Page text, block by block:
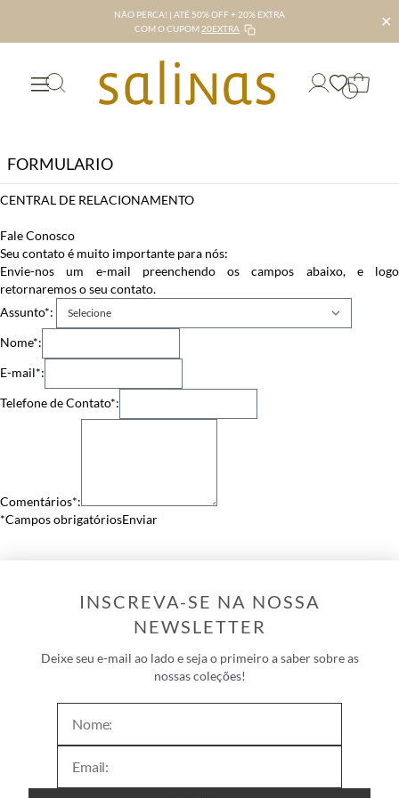
NÃO PERCA! | ATÉ 50% OFF + 20% EXTRA
COM O CUPOM 20EXTRA ✕
FORMULARIO
CENTRAL DE RELACIONAMENTO
Fale Conosco
Seu contato é muito importante para nós:
Envie-nos um e-mail preenchendo os campos abaixo, e logo
retornaremos o seu contato.
Assunto*:
Nome*:
E-mail*:
Telefone de Contato*:
Comentários*:
*Campos obrigatórios
INSCREVA-SE NA NOSSA
NEWSLETTER
Deixe seu e-mail ao lado e seja o primeiro a saber sobre as
nossas coleções!